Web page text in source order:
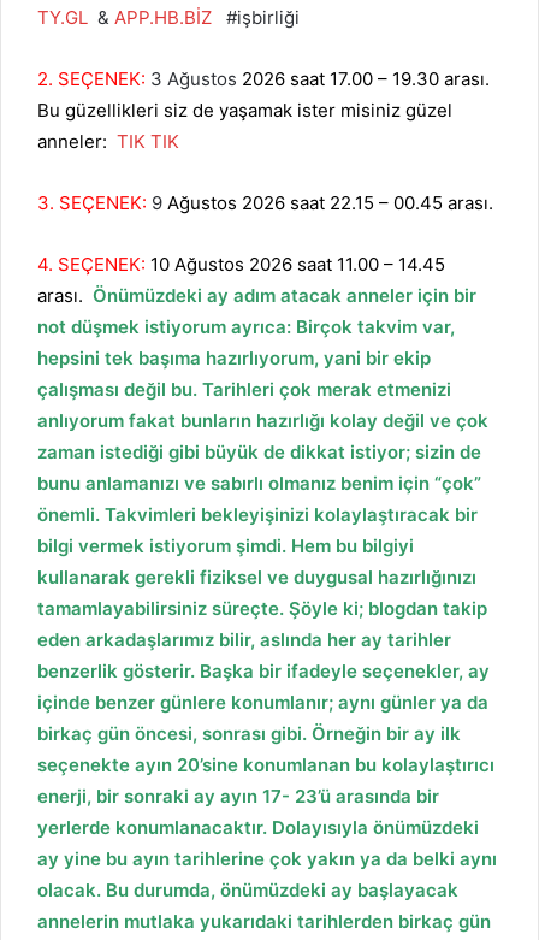
TY.GL & APP.HB.BİZ #işbirliği
2. SEÇENEK: 3 Ağustos 2026 saat 17.00 – 19.30 arası.
Bu güzellikleri siz de yaşamak ister misiniz güzel
anneler: TIK TIK
3. SEÇENEK: 9 Ağustos 2026 saat 22.15 – 00.45 arası.
4. SEÇENEK: 10 Ağustos 2026 saat 11.00 – 14.45
arası. Önümüzdeki ay adım atacak anneler için bir
not düşmek istiyorum ayrıca: Birçok takvim var,
hepsini tek başıma hazırlıyorum, yani bir ekip
çalışması değil bu. Tarihleri çok merak etmenizi
anlıyorum fakat bunların hazırlığı kolay değil ve çok
zaman istediği gibi büyük de dikkat istiyor; sizin de
bunu anlamanızı ve sabırlı olmanız benim için “çok”
önemli. Takvimleri bekleyişinizi kolaylaştıracak bir
bilgi vermek istiyorum şimdi. Hem bu bilgiyi
kullanarak gerekli fiziksel ve duygusal hazırlığınızı
tamamlayabilirsiniz süreçte. Şöyle ki; blogdan takip
eden arkadaşlarımız bilir, aslında her ay tarihler
benzerlik gösterir. Başka bir ifadeyle seçenekler, ay
içinde benzer günlere konumlanır; aynı günler ya da
birkaç gün öncesi, sonrası gibi. Örneğin bir ay ilk
seçenekte ayın 20’sine konumlanan bu kolaylaştırıcı
enerji, bir sonraki ay ayın 17- 23’ü arasında bir
yerlerde konumlanacaktır. Dolayısıyla önümüzdeki
ay yine bu ayın tarihlerine çok yakın ya da belki aynı
olacak. Bu durumda, önümüzdeki ay başlayacak
annelerin mutlaka yukarıdaki tarihlerden birkaç gün